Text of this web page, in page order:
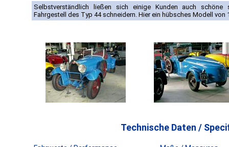
Selbstverständlich ließen sich einige Kunden auch schöne
Fahrgestell des Typ 44 schneidern. Hier ein hübsches Modell von
Technische Daten /